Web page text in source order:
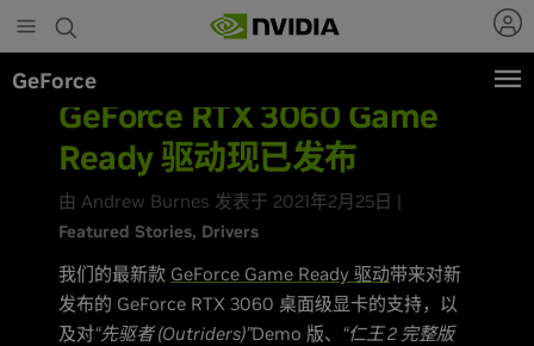
to
main
content
GeForce
GeForce RTX 3060 Game
Ready 驱动现已发布
由 Andrew Burnes 发表于 2021年2月25日 |
Featured Stories Drivers
我们的最新款 GeForce Game Ready 驱动带来对新
发布的 GeForce RTX 3060 桌面级显卡的支持，以
及对“先驱者 (Outriders)”Demo 版、 “仁王 2 完整版